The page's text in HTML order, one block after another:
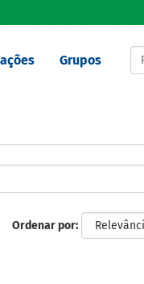
Grupos
Ordenar por